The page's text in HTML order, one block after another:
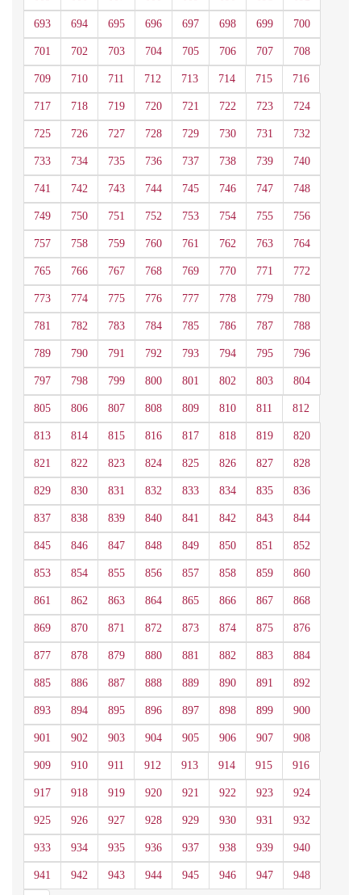
693 694 695 696 697 698 699 700
701 702 703 704 705 706 707 708
709 710 711 712 713 714 715 716
717 718 719 720 721 722 723 724
725 726 727 728 729 730 731 732
733 734 735 736 737 738 739 740
741 742 743 744 745 746 747 748
749 750 751 752 753 754 755 756
757 758 759 760 761 762 763 764
765 766 767 768 769 770 771 772
773 774 775 776 777 778 779 780
781 782 783 784 785 786 787 788
789 790 791 792 793 794 795 796
797 798 799 800 801 802 803 804
805 806 807 808 809 810 811 812
813 814 815 816 817 818 819 820
821 822 823 824 825 826 827 828
829 830 831 832 833 834 835 836
837 838 839 840 841 842 843 844
845 846 847 848 849 850 851 852
853 854 855 856 857 858 859 860
861 862 863 864 865 866 867 868
869 870 871 872 873 874 875 876
877 878 879 880 881 882 883 884
885 886 887 888 889 890 891 892
893 894 895 896 897 898 899 900
901 902 903 904 905 906 907 908
909 910 911 912 913 914 915 916
917 918 919 920 921 922 923 924
925 926 927 928 929 930 931 932
933 934 935 936 937 938 939 940
941 942 943 944 945 946 947 948